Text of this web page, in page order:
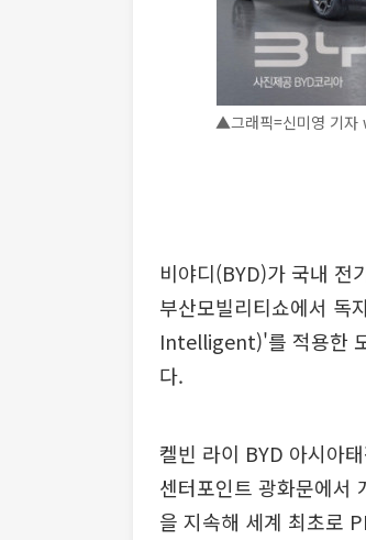
▲그래픽=신미영 기
비야디(BYD)가 국내 전
부산모빌리티쇼에서
Intelligent)'를 적용한
다.
켈빈 라이 BYD 아시아
센터포인트 광화문에서
을 지속해 세계 최초로